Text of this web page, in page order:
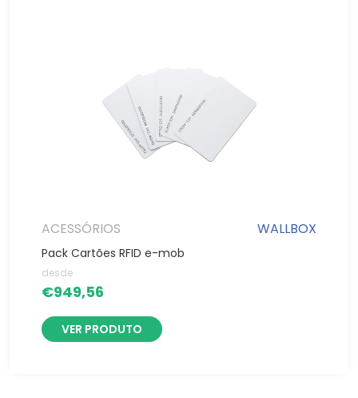
ACESSÓRIOS WALLBOX
Pack Cartões RFID e-mob
desde
€949,56
VER PRODUTO